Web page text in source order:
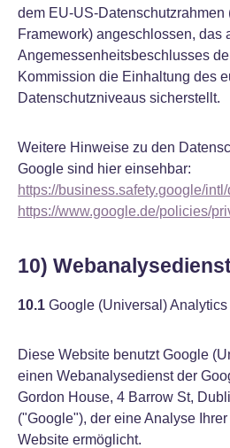
dem EU-US-
Framework) angeschlossen, das
Angemessenheitsbeschlusses
Kommission die Einhaltung des
Datenschutzniveaus sicherstellt.
Weitere Hinweise zu den
Google sind hier einsehbar:
https://business.safety.google/
https://www.google.de/policies/
10)
10.1 Google (Universal) Analytics
Diese Website benutzt Google
einen Webanalysedienst der
Gordon House, 4 Barrow St,
("Google"), der eine Analyse
Website ermöglicht.